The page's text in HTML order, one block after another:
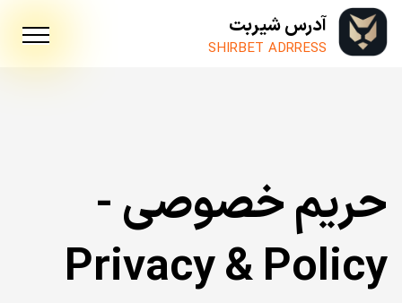
آدرس شیربت
SHIRBET ADRRESS
حریم خصوصی -
Privacy & Policy